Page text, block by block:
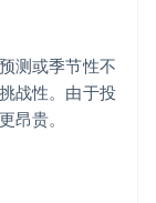
测或季节性不
战性。由于投
昂贵。